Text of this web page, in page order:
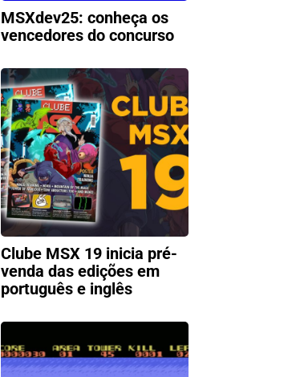
MSXdev25: conheça os
vencedores do concurso
Clube MSX 19 inicia pré-
venda das edições em
português e inglês